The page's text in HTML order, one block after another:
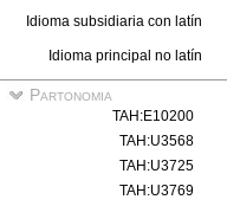
Idioma subsidiaria con latín
Idioma principal no latín
Partonomia
TAH:E10200
TAH:U3568
TAH:U3725
TAH:U3769